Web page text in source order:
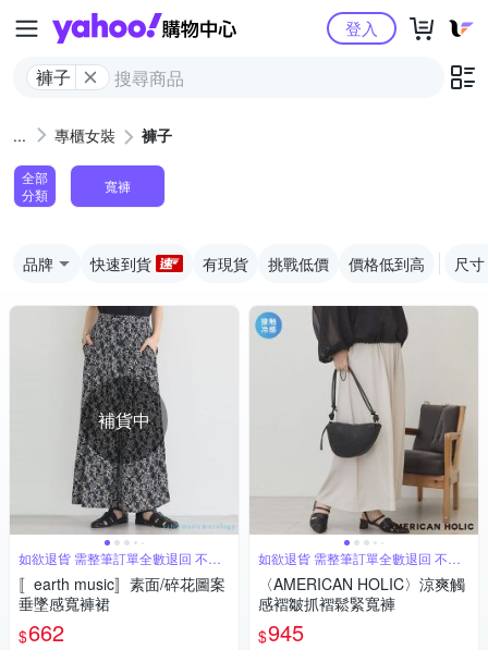
Yahoo購物中心
褲子
登入
專櫃女裝 褲子
全部
分類
寬褲
品牌 快速到貨 有現貨 挑戰低價 價格低到高 尺寸
補貨中
如欲退貨 需整筆訂單全數退回 不能
單退
〚earth music〛素面/碎花圖案
垂墜感寬褲裙
$662
如欲退貨 需整筆訂單全數退回 不能
單退
〈AMERICAN HOLIC〉涼爽觸
感褶皺抓褶鬆緊寬褲
$945